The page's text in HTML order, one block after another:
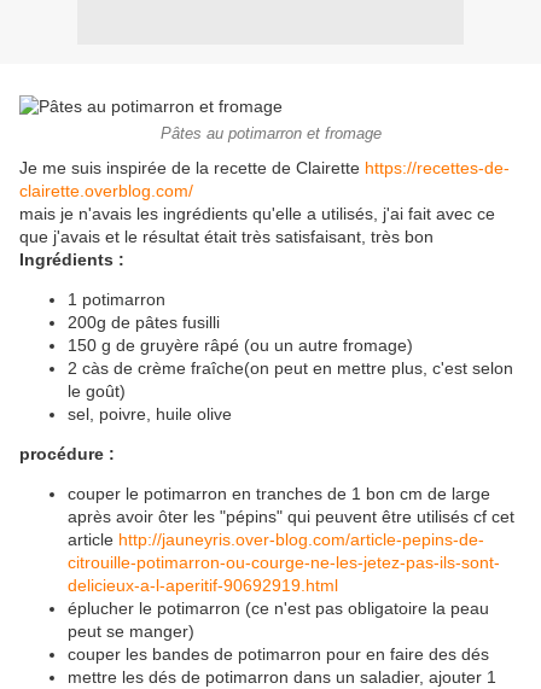
Pâtes au potimarron et fromage
Je me suis inspirée de la recette de Clairette https://recettes-de-
clairette.overblog.com/
mais je n'avais les ingrédients qu'elle a utilisés, j'ai fait avec ce
que j'avais et le résultat était très satisfaisant, très bon
Ingrédients :
1 potimarron
200g de pâtes fusilli
150 g de gruyère râpé (ou un autre fromage)
2 càs de crème fraîche(on peut en mettre plus, c'est selon
le goût)
sel, poivre, huile olive
procédure :
couper le potimarron en tranches de 1 bon cm de large
après avoir ôter les "pépins" qui peuvent être utilisés cf cet
article http://jauneyris.over-blog.com/article-pepins-de-
citrouille-potimarron-ou-courge-ne-les-jetez-pas-ils-sont-
delicieux-a-l-aperitif-90692919.html
éplucher le potimarron (ce n'est pas obligatoire la peau
peut se manger)
couper les bandes de potimarron pour en faire des dés
mettre les dés de potimarron dans un saladier, ajouter 1